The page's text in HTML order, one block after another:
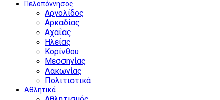
Πελοπόννησος
Αργολίδος
Αρκαδίας
Αχαΐας
Ηλείας
Κορίνθου
Μεσσηνίας
Λακωνίας
Πολιτιστικά
Αθλητικά